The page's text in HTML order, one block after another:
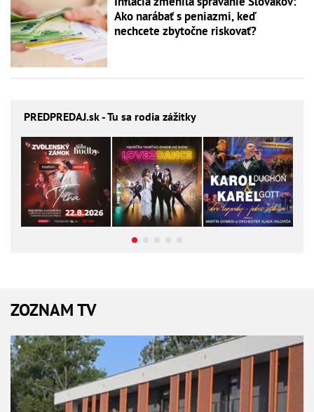
Ako narábať s peniazmi, keď
nechcete zbytočne riskovať?
PREDPREDAJ.sk - Tu sa rodia zážitky
ZOZNAM TV